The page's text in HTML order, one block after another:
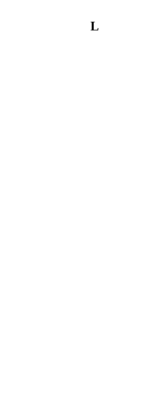
Llunes